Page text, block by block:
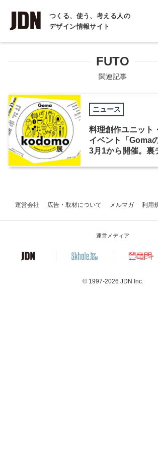
つくる、使う、考える人の
デザイン情報サイト
INTERVIEW
インタビュー
COLUMN
コラム
FUTO
関連記事
ニュース
料理創作ユニット
イベント「Goma
3月1から開催。裏
運営会社 広告・取材について メルマガ 利用
運営メディア
© 1997-2026 JDN Inc.